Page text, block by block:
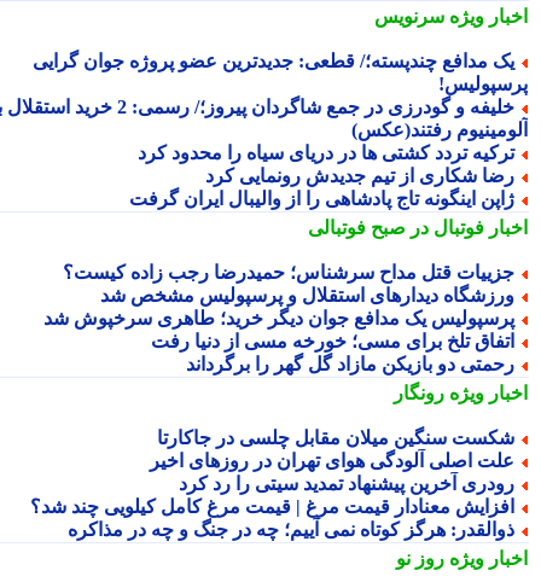
ویژهسرنویس
مدافع چندپسته؛/ قطعی: جدیدترین عضو پروژه جوان گرایی
خلیفه و گودرزی در جمع شاگردان پیروز؛/ رسمی: 2 خرید استقلال به
رفتند(عکس)
تردد کشتی ها در دریای سیاه را محدود کرد
شکاری از تیم جدیدش رونمایی کرد
اینگونه تاج پادشاهی را از والیبال ایران گرفت
فوتبال در صبح فوتبالی
قتل مداح سرشناس؛ حمیدرضا رجب زاده کیست؟
دیدارهای استقلال و پرسپولیس مشخص شد
یک مدافع جوان دیگر خرید؛ طاهری سرخپوش شد
تلخ برای مسی؛ خورخه مسی از دنیا رفت
دو بازیکن مازاد گل گهر را برگرداند
ویژهرونگار
سنگین میلان مقابل چلسی در جاکارتا
اصلی آلودگی هوای تهران در روزهای اخیر
آخرین پیشنهاد تمدید سیتی را رد کرد
معنادار قیمت مرغ | قیمت مرغ کامل کیلویی چند شد؟
هرگز کوتاه نمی آییم؛ چه در جنگ و چه در مذاکره
ویژهروز نو